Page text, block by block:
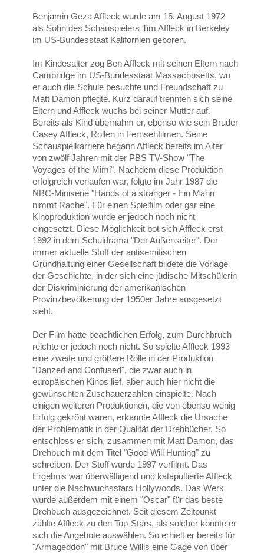
Benjamin Geza Affleck wurde am 15. August 1972
als Sohn des Schauspielers Tim Affleck in Berkeley
im US-Bundesstaat Kalifornien geboren.
Im Kindesalter zog Ben Affleck mit seinen Eltern nach
Cambridge im US-Bundesstaat Massachusetts, wo
er auch die Schule besuchte und Freundschaft zu
Matt Damon pflegte. Kurz darauf trennten sich seine
Eltern und Affleck wuchs bei seiner Mutter auf.
Bereits als Kind übernahm er, ebenso wie sein Bruder
Casey Affleck, Rollen in Fernsehfilmen. Seine
Schauspielkarriere begann Affleck bereits im Alter
von zwölf Jahren mit der PBS TV-Show "The
Voyages of the Mimi". Nachdem diese Produktion
erfolgreich verlaufen war, folgte im Jahr 1987 die
NBC-Miniserie "Hands of a stranger - Ein Mann
nimmt Rache". Für einen Spielfilm oder gar eine
Kinoproduktion wurde er jedoch noch nicht
eingesetzt. Diese Möglichkeit bot sich Affleck erst
1992 in dem Schuldrama "Der Außenseiter". Der
immer aktuelle Stoff der antisemitischen
Grundhaltung einer Gesellschaft bildete die Vorlage
der Geschichte, in der sich eine jüdische Mitschülerin
der Diskriminierung der amerikanischen
Provinzbevölkerung der 1950er Jahre ausgesetzt
sieht.
Der Film hatte beachtlichen Erfolg, zum Durchbruch
reichte er jedoch noch nicht. So spielte Affleck 1993
eine zweite und größere Rolle in der Produktion
"Danzed and Confused", die zwar auch in
europäischen Kinos lief, aber auch hier nicht die
gewünschten Zuschauerzahlen einspielte. Nach
einigen weiteren Produktionen, die von ebenso wenig
Erfolg gekrönt waren, erkannte Affleck die Ursache
der Problematik in der Qualität der Drehbücher. So
entschloss er sich, zusammen mit Matt Damon, das
Drehbuch mit dem Titel "Good Will Hunting" zu
schreiben. Der Stoff wurde 1997 verfilmt. Das
Ergebnis war überwältigend und katapultierte Affleck
unter die Nachwuchsstars Hollywoods. Das Werk
wurde außerdem mit einem "Oscar" für das beste
Drehbuch ausgezeichnet. Seit diesem Zeitpunkt
zählte Affleck zu den Top-Stars, als solcher konnte er
sich die Angebote auswählen. So erhielt er bereits für
"Armageddon" mit Bruce Willis eine Gage von über